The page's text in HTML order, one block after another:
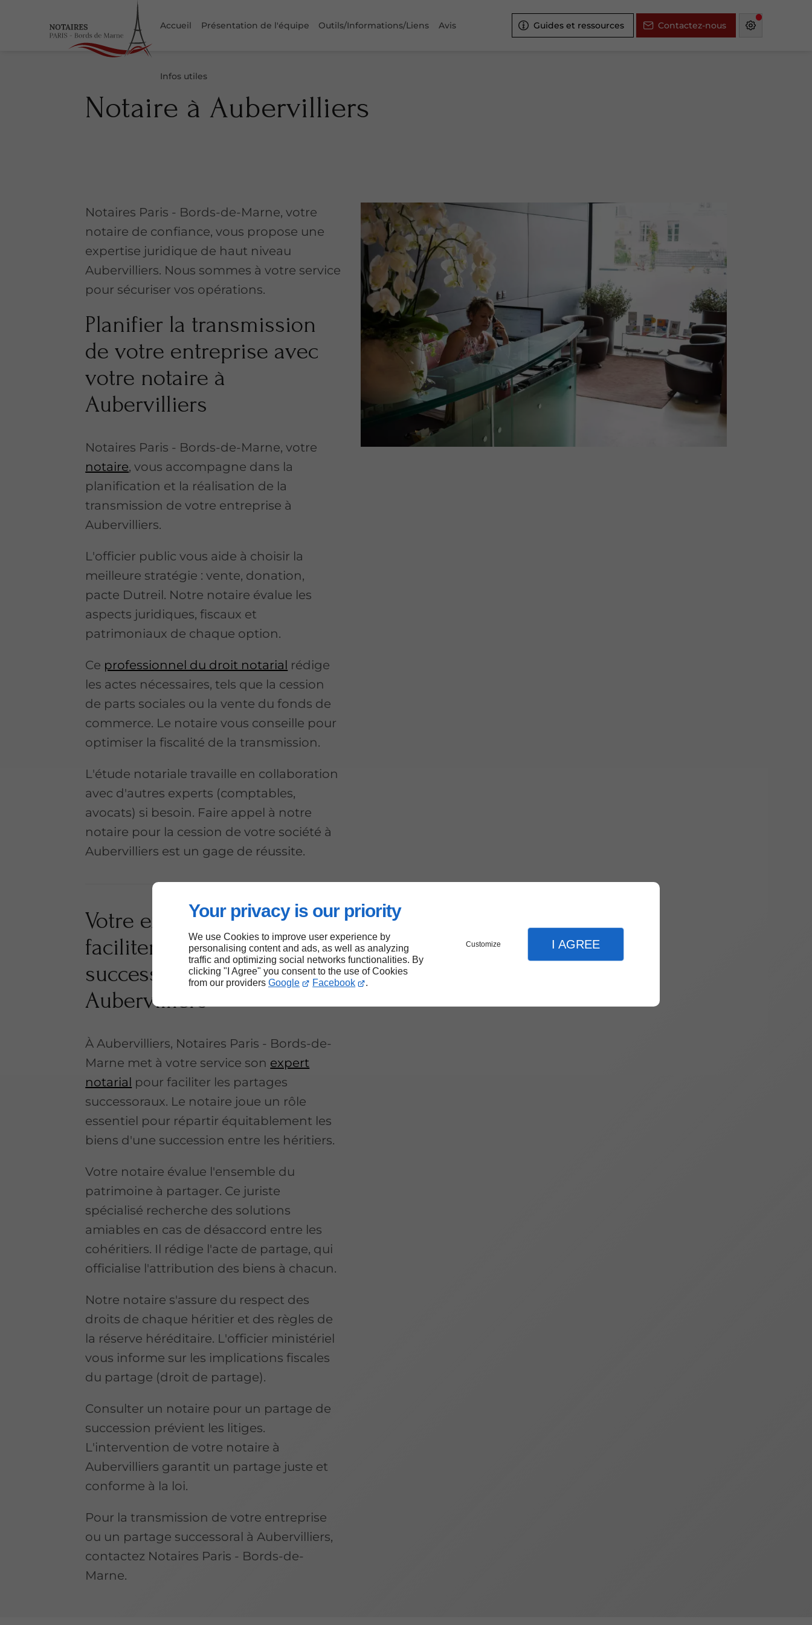
Your privacy is our priority
We use Cookies to improve user experience by
personalising content and ads, as well as analyzing
traffic and optimizing social networks functionalities. By
clicking "I Agree" you consent to the use of Cookies
from our providers Google Facebook .
Customize I AGREE
Accueil Présentation de l'équipe Outils/Informations/Liens Avis
Infos utiles
Guides et ressources Contactez-nous
Notaire à Aubervilliers
Notaires Paris - Bords-de-Marne, votre
notaire de confiance, vous propose une
expertise juridique de haut niveau
Aubervilliers. Nous sommes à votre service
pour sécuriser vos opérations.
Planifier la transmission
de votre entreprise avec
votre notaire à
Aubervilliers
Notaires Paris - Bords-de-Marne, votre
notaire, vous accompagne dans la
planification et la réalisation de la
transmission de votre entreprise à
Aubervilliers.
L'officier public vous aide à choisir la
meilleure stratégie : vente, donation,
pacte Dutreil. Notre notaire évalue les
aspects juridiques, fiscaux et
patrimoniaux de chaque option.
Ce professionnel du droit notarial rédige
les actes nécessaires, tels que la cession
de parts sociales ou la vente du fonds de
commerce. Le notaire vous conseille pour
optimiser la fiscalité de la transmission.
L'étude notariale travaille en collaboration
avec d'autres experts (comptables,
avocats) si besoin. Faire appel à notre
notaire pour la cession de votre société à
Aubervilliers est un gage de réussite.
Votre expert notarial pour
faciliter les partages
successoraux à
Aubervilliers
À Aubervilliers, Notaires Paris - Bords-de-
Marne met à votre service son expert
notarial pour faciliter les partages
successoraux. Le notaire joue un rôle
essentiel pour répartir équitablement les
biens d'une succession entre les héritiers.
Votre notaire évalue l'ensemble du
patrimoine à partager. Ce juriste
spécialisé recherche des solutions
amiables en cas de désaccord entre les
cohéritiers. Il rédige l'acte de partage, qui
officialise l'attribution des biens à chacun.
Notre notaire s'assure du respect des
droits de chaque héritier et des règles de
la réserve héréditaire. L'officier ministériel
vous informe sur les implications fiscales
du partage (droit de partage).
Consulter un notaire pour un partage de
succession prévient les litiges.
L'intervention de votre notaire à
Aubervilliers garantit un partage juste et
conforme à la loi.
Pour la transmission de votre entreprise
ou un partage successoral à Aubervilliers,
contactez Notaires Paris - Bords-de-
Marne.